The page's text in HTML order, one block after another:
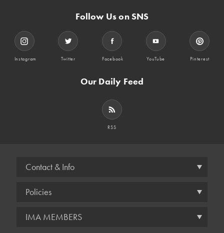
Follow Us on SNS
Instagram Twitter Facebook YouTube Pinterest
Our Daily Feed
RSS
Contact & Info
Policies
IMA MEMBERS